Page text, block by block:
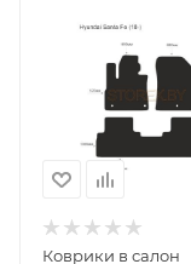
Коврики в салон